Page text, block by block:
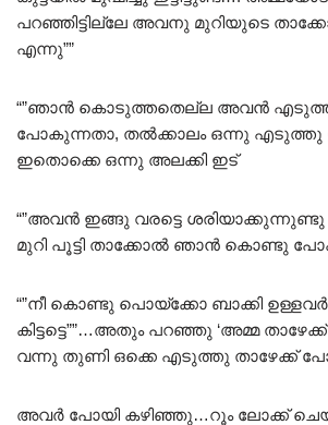
പറഞ്ഞിട്ടില്ലേ അവനു മുറിയുടെ
എന്നു””
“”ഞാൻ കൊടുത്തതെല്ല അവൻ
പോകുന്നതാ, തൽക്കാലം ഒന്നു എടുത്തു
ഇതൊക്കെ ഒന്നു അലക്കി ഇട്
“”അവൻ ഇങ്ങു വരട്ടെ
മുറി പൂട്ടി താക്കോൽ ഞാൻ കൊണ്ടു
“”നീ കൊണ്ടു പൊയ്ക്കോ ബാക്കി
കിട്ടട്ടെ””…അതും പറഞ്ഞു ‘അമ്മ
വന്നു തുണി ഒക്കെ എടുത്തു താഴേക്ക്
അവർ പോയി കഴിഞ്ഞു…റൂം ലോക്ക്